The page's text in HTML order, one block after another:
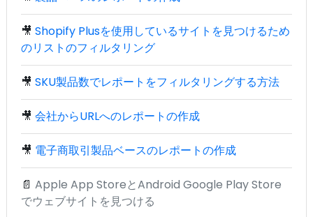
🎥 Shopify Plusを使用しているサイトを見つけるため
のリストのフィルタリング
🎥 SKU製品数でレポートをフィルタリングする方法
🎥 会社からURLへのレポートの作成
🎥 電子商取引製品ベースのレポートの作成
📄 Apple App StoreとAndroid Google Play Store
でウェブサイトを見つける